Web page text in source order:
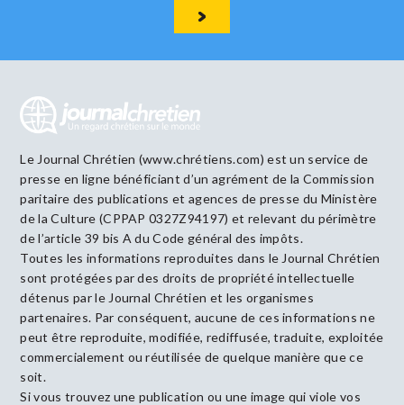
Le Journal Chrétien (www.chrétiens.com) est un service de
presse en ligne bénéficiant d’un agrément de la Commission
paritaire des publications et agences de presse du Ministère
de la Culture (CPPAP 0327Z94197) et relevant du périmètre
de l’article 39 bis A du Code général des impôts.
Toutes les informations reproduites dans le Journal Chrétien
sont protégées par des droits de propriété intellectuelle
détenus par le Journal Chrétien et les organismes
partenaires. Par conséquent, aucune de ces informations ne
peut être reproduite, modifiée, rediffusée, traduite, exploitée
commercialement ou réutilisée de quelque manière que ce
soit.
Si vous trouvez une publication ou une image qui viole vos